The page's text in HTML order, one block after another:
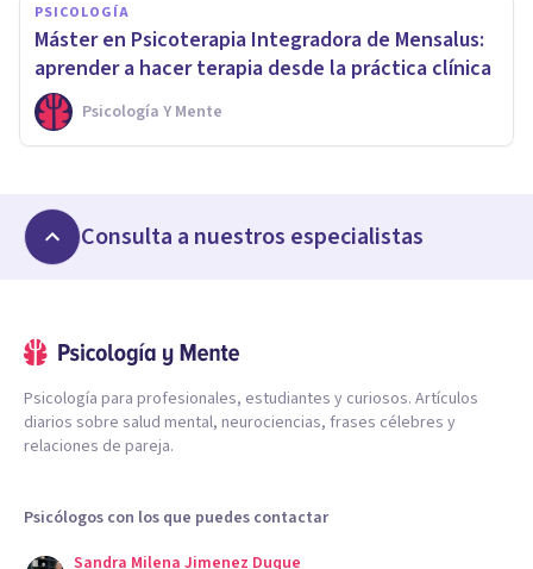
PSICOLOGÍA
Máster en Psicoterapia Integradora de Mensalus:
aprender a hacer terapia desde la práctica clínica
Psicología Y Mente
Consulta a nuestros especialistas
Psicología para profesionales, estudiantes y curiosos. Artículos
diarios sobre salud mental, neurociencias, frases célebres y
relaciones de pareja.
Psicólogos con los que puedes contactar
Sandra Milena Jimenez Duque